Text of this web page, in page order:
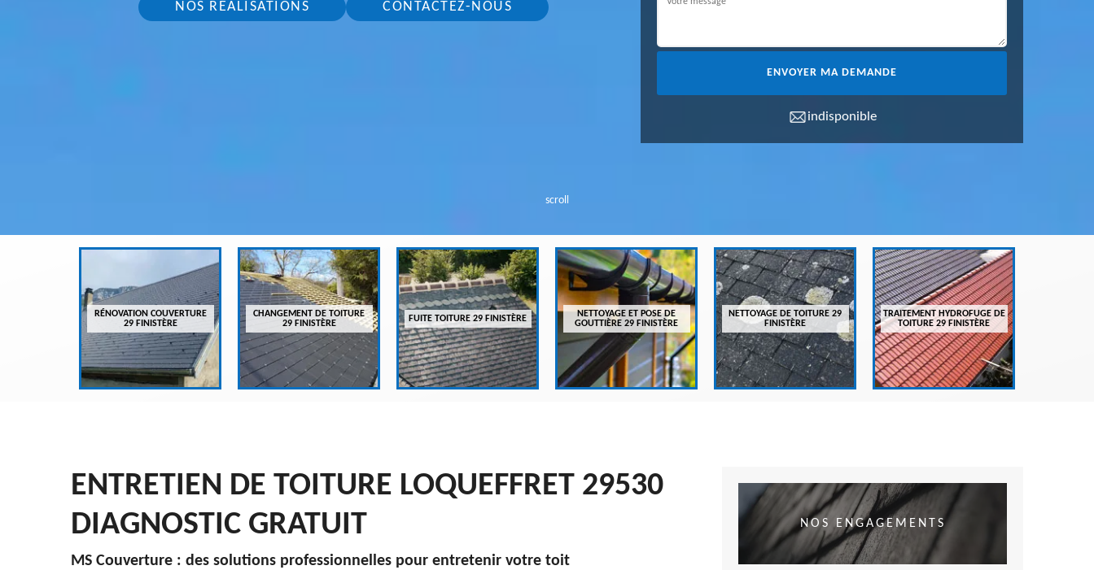
scroll
NOS RÉALISATIONS CONTACTEZ-NOUS
indisponible
RÉNOVATION COUVERTURE
29 FINISTÈRE
CHANGEMENT DE TOITURE
29 FINISTÈRE
FUITE TOITURE 29 FINISTÈRE
NETTOYAGE ET POSE DE
GOUTTIÈRE 29 FINISTÈRE
NETTOYAGE DE TOITURE 29
FINISTÈRE
TRAITEMENT HYDROFUGE DE
TOITURE 29 FINISTÈRE
ENTRETIEN DE TOITURE LOQUEFFRET 29530
DIAGNOSTIC GRATUIT
MS Couverture : des solutions professionnelles pour entretenir votre toit
NOS ENGAGEMENTS